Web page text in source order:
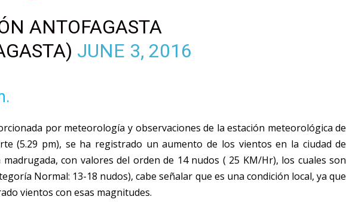
ANTOFAGASTA
JUNE 3, 2016
por meteorología y observaciones de la estación meteorológica de
(5.29 pm), se ha registrado un aumento de los vientos en la ciudad de
con valores del orden de 14 nudos ( 25 KM/Hr), los cuales son
Normal: 13-18 nudos), cabe señalar que es una condición local, ya que
vientos con esas magnitudes.